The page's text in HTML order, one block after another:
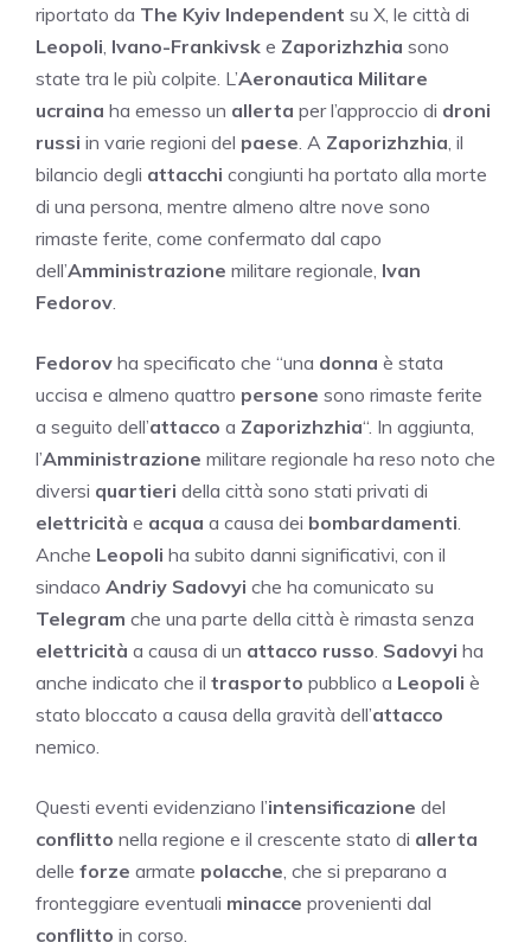
riportato da The Kyiv Independent su X, le città di
Leopoli, Ivano-Frankivsk e Zaporizhzhia sono
state tra le più colpite. L’Aeronautica Militare
ucraina ha emesso un allerta per l’approccio di droni
russi in varie regioni del paese. A Zaporizhzhia, il
bilancio degli attacchi congiunti ha portato alla morte
di una persona, mentre almeno altre nove sono
rimaste ferite, come confermato dal capo
dell’Amministrazione militare regionale, Ivan
Fedorov.
Fedorov ha specificato che “una donna è stata
uccisa e almeno quattro persone sono rimaste ferite
a seguito dell’attacco a Zaporizhzhia“. In aggiunta,
l’Amministrazione militare regionale ha reso noto che
diversi quartieri della città sono stati privati di
elettricità e acqua a causa dei bombardamenti.
Anche Leopoli ha subito danni significativi, con il
sindaco Andriy Sadovyi che ha comunicato su
Telegram che una parte della città è rimasta senza
elettricità a causa di un attacco russo. Sadovyi ha
anche indicato che il trasporto pubblico a Leopoli è
stato bloccato a causa della gravità dell’attacco
nemico.
Questi eventi evidenziano l’intensificazione del
conflitto nella regione e il crescente stato di allerta
delle forze armate polacche, che si preparano a
fronteggiare eventuali minacce provenienti dal
conflitto in corso.